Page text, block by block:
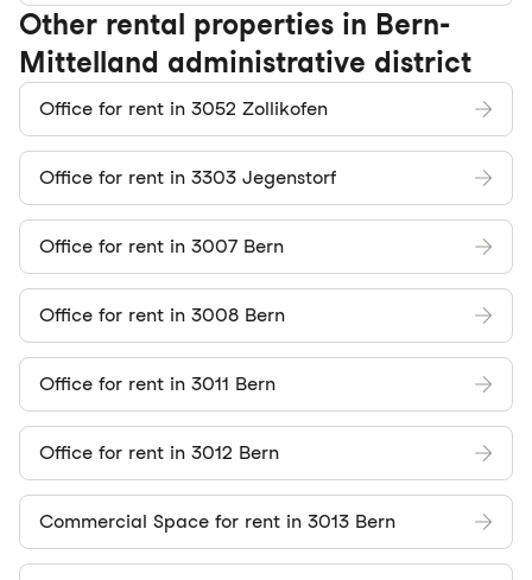
Other rental properties in Bern-
Mittelland administrative district
Office for rent in 3052 Zollikofen
Office for rent in 3303 Jegenstorf
Office for rent in 3007 Bern
Office for rent in 3008 Bern
Office for rent in 3011 Bern
Office for rent in 3012 Bern
Commercial Space for rent in 3013 Bern